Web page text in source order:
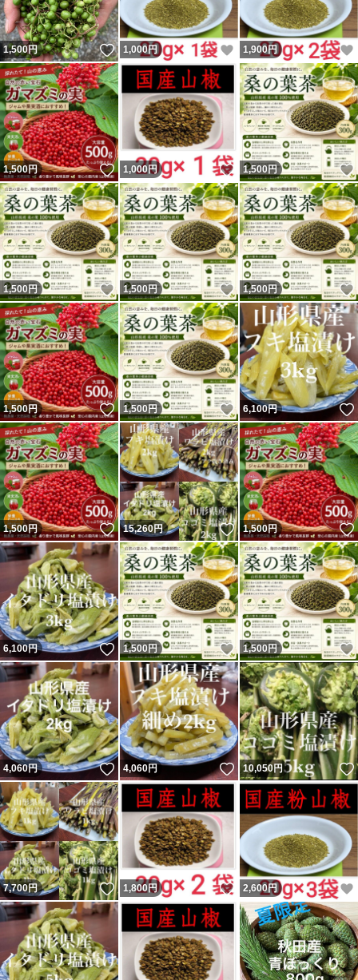
1,500円 いいね！
1,000円 いいね！
1,900円
1,500円 いいね！
1,000円 いいね！
1,500円
1,500円 いいね！
1,500円 いいね！
1,500円
1,500円 いいね！
1,500円 いいね！
6,100円
1,500円 いいね！
15,260円 いいね！
1,500円
6,100円 いいね！
1,500円 いいね！
1,500円
4,060円 いいね！
4,060円 いいね！
10,050円
7,700円 いいね！
1,800円 いいね！
2,600円